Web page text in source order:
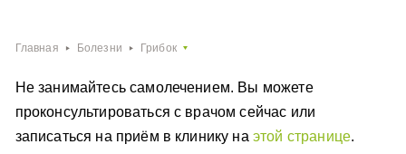
Главная Болезни Грибок
Не занимайтесь самолечением. Вы можете
проконсультироваться с врачом сейчас или
записаться на приём в клинику на этой странице.